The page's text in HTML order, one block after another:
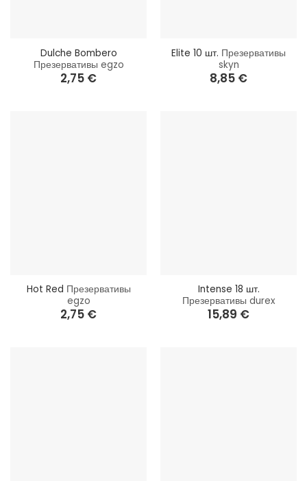
Dulche Bombero
Презервативы egzo
2,75 €
Elite 10 шт. Презервативы
skyn
8,85 €
Hot Red Презервативы
egzo
2,75 €
Intense 18 шт.
Презервативы durex
15,89 €